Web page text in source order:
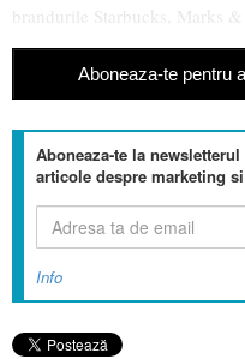
brandurile Starbucks, Marks &
Aboneaza-te pentru
Aboneaza-te la
articole despre marketing
Info